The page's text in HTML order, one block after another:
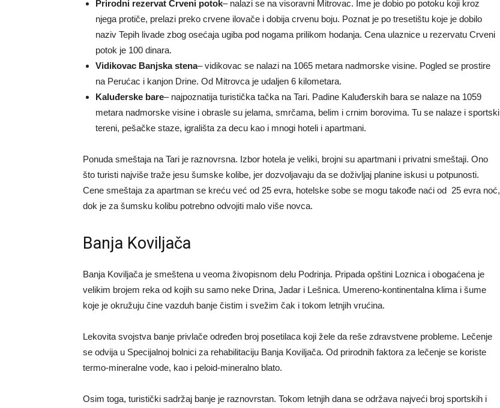
Prirodni rezervat Crveni potok– nalazi se na visoravni Mitrovac. Ime je dobio po potoku koji kroz
njega protiče, prelazi preko crvene ilovače i dobija crvenu boju. Poznat je po tresetištu koje je dobilo
naziv Tepih livade zbog osećaja ugiba pod nogama prilikom hodanja. Cena ulaznice u rezervatu Crveni
potok je 100 dinara.
Vidikovac Banjska stena– vidikovac se nalazi na 1065 metara nadmorske visine. Pogled se prostire
na Perućac i kanjon Drine. Od Mitrovca je udaljen 6 kilometara.
Kaluđerske bare– najpoznatija turistička tačka na Tari. Padine Kaluđerskih bara se nalaze na 1059
metara nadmorske visine i obrasle su jelama, smrčama, belim i crnim borovima. Tu se nalaze i sportski
tereni, pešačke staze, igrališta za decu kao i mnogi hoteli i apartmani.
Ponuda smeštaja na Tari je raznovrsna. Izbor hotela je veliki, brojni su apartmani i privatni smeštaji. Ono
što turisti najviše traže jesu šumske kolibe, jer dozvoljavaju da se doživljaj planine iskusi u potpunosti.
Cene smeštaja za apartman se kreću već od 25 evra, hotelske sobe se mogu takođe naći od 25 evra noć,
dok je za šumsku kolibu potrebno odvojiti malo više novca.
Banja Koviljača
Banja Koviljača je smeštena u veoma živopisnom delu Podrinja. Pripada opštini Loznica i obogaćena je
velikim brojem reka od kojih su samo neke Drina, Jadar i Lešnica. Umereno-kontinentalna klima i šume
koje je okružuju čine vazduh banje čistim i svežim čak i tokom letnjih vrućina.
Lekovita svojstva banje privlače određen broj posetilaca koji žele da reše zdravstvene probleme. Lečenje
se odvija u Specijalnoj bolnici za rehabilitaciju Banja Koviljača. Od prirodnih faktora za lečenje se koriste
termo-mineralne vode, kao i peloid-mineralno blato.
Osim toga, turistički sadržaj banje je raznovrstan. Tokom letnjih dana se održava najveći broj sportskih i